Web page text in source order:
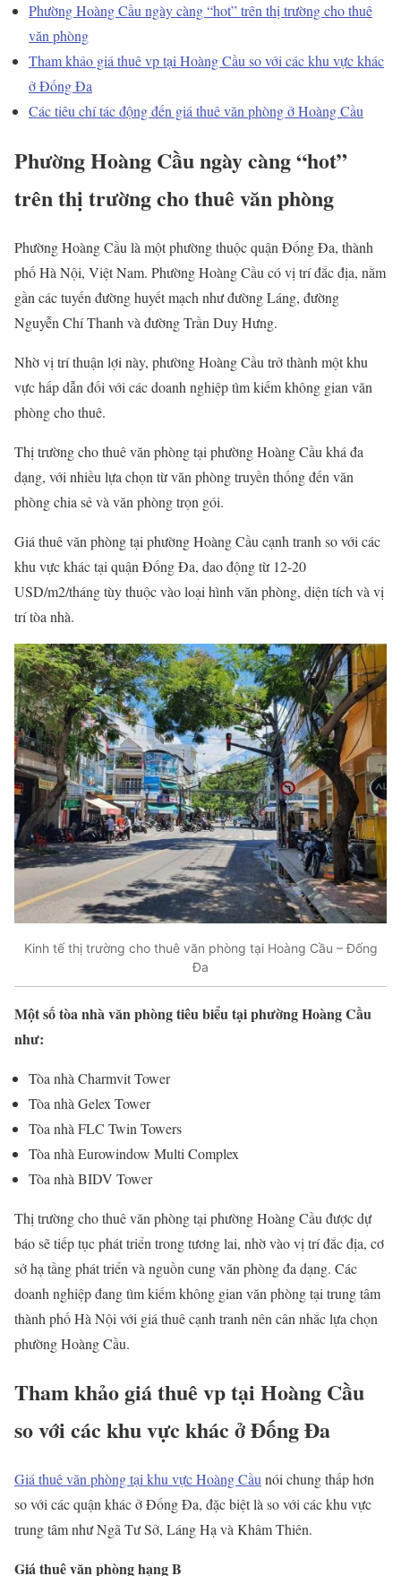
Phường Hoàng Cầu ngày càng “hot” trên thị trường cho thuê
văn phòng
Tham khảo giá thuê vp tại Hoàng Cầu so với các khu vực khác
ở Đống Đa
Các tiêu chí tác động đến giá thuê văn phòng ở Hoàng Cầu
Phường Hoàng Cầu ngày càng “hot”
trên thị trường cho thuê văn phòng
Phường Hoàng Cầu là một phường thuộc quận Đống Đa, thành
phố Hà Nội, Việt Nam. Phường Hoàng Cầu có vị trí đắc địa, nằm
gần các tuyến đường huyết mạch như đường Láng, đường
Nguyễn Chí Thanh và đường Trần Duy Hưng.
Nhờ vị trí thuận lợi này, phường Hoàng Cầu trở thành một khu
vực hấp dẫn đối với các doanh nghiệp tìm kiếm không gian văn
phòng cho thuê.
Thị trường cho thuê văn phòng tại phường Hoàng Cầu khá đa
dạng, với nhiều lựa chọn từ văn phòng truyền thống đến văn
phòng chia sẻ và văn phòng trọn gói.
Giá thuê văn phòng tại phường Hoàng Cầu cạnh tranh so với các
khu vực khác tại quận Đống Đa, dao động từ 12-20
USD/m2/tháng tùy thuộc vào loại hình văn phòng, diện tích và vị
trí tòa nhà.
Kinh tế thị trường cho thuê văn phòng tại Hoàng Cầu – Đống
Đa
Một số tòa nhà văn phòng tiêu biểu tại phường Hoàng Cầu
như:
Tòa nhà Charmvit Tower
Tòa nhà Gelex Tower
Tòa nhà FLC Twin Towers
Tòa nhà Eurowindow Multi Complex
Tòa nhà BIDV Tower
Thị trường cho thuê văn phòng tại phường Hoàng Cầu được dự
báo sẽ tiếp tục phát triển trong tương lai, nhờ vào vị trí đắc địa, cơ
sở hạ tầng phát triển và nguồn cung văn phòng đa dạng. Các
doanh nghiệp đang tìm kiếm không gian văn phòng tại trung tâm
thành phố Hà Nội với giá thuê cạnh tranh nên cân nhắc lựa chọn
phường Hoàng Cầu.
Tham khảo giá thuê vp tại Hoàng Cầu
so với các khu vực khác ở Đống Đa
Giá thuê văn phòng tại khu vực Hoàng Cầunói chung thấp hơn
so với các quận khác ở Đống Đa, đặc biệt là so với các khu vực
trung tâm như Ngã Tư Sở, Láng Hạ và Khâm Thiên.
Giá thuê văn phòng hạng B